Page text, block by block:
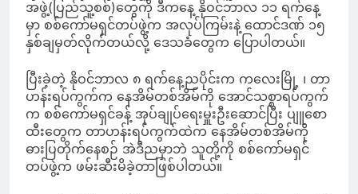
အဖွဲ့(ပြည်သူ့စစ်)တွေကို ဒီကနေ့ နိုဝင်ဘာလ ၁၁ ရက်နေ့
မှာ စစ်ကော်မရှင်တပ်ဖွဲ့က အလုပ်ကြမ်းနဲ့ ထောင်ဒဏ် ၁၅
နှစ်ချမှတ်လိုက်တယ်လို့ ဒေသခံတွေက ပြောပါတယ်။
ပြီးခဲ့တဲ့ နိုဝင်ဘာလ ၈ ရက်နေ့ညပိုင်းက ကလေးမြို့ ၊ တာ
ဟန်းရပ်ကွက်က နေအိမ်တစ်အိမ်ကို အောင်သစ္စာရပ်ကွက်
က စစ်ကော်မရှင်ခန့် အုပ်ချုပ်ရေးမှူးဦးဆောင်ပြီး ပျူစော
ထီးတွေက တာဟန်းရပ်ကွက်ထဲက နေအိမ်တစ်အိမ်ကို
ဓားပြတိုက်နေစဉ် အဲဒီညမှာဘဲ သူတို့ကို စစ်ကော်မရှင်
တပ်ဖွဲ့က ဖမ်းဆီးမိခဲ့တာဖြစ်ပါတယ်။